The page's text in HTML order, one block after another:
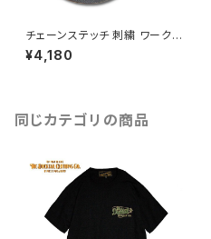
チェーンステッチ 刺繍 ワークキ
ャップ コットン100% フリーサイ
ズ ブラック オフホワイト DUCK
ール
¥4,180
同じカテゴリの商品